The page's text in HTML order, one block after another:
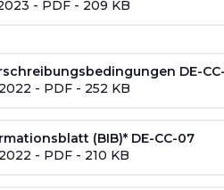
- PDF - 209 KB
DE-
- PDF - 252 KB
(BIB)* DE-CC-07
- PDF - 210 KB